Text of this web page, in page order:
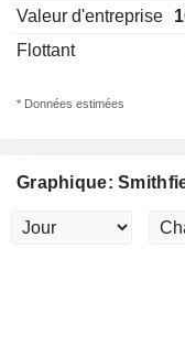
Valeur d'entreprise
Flottant
* Données estimées
Graphique: